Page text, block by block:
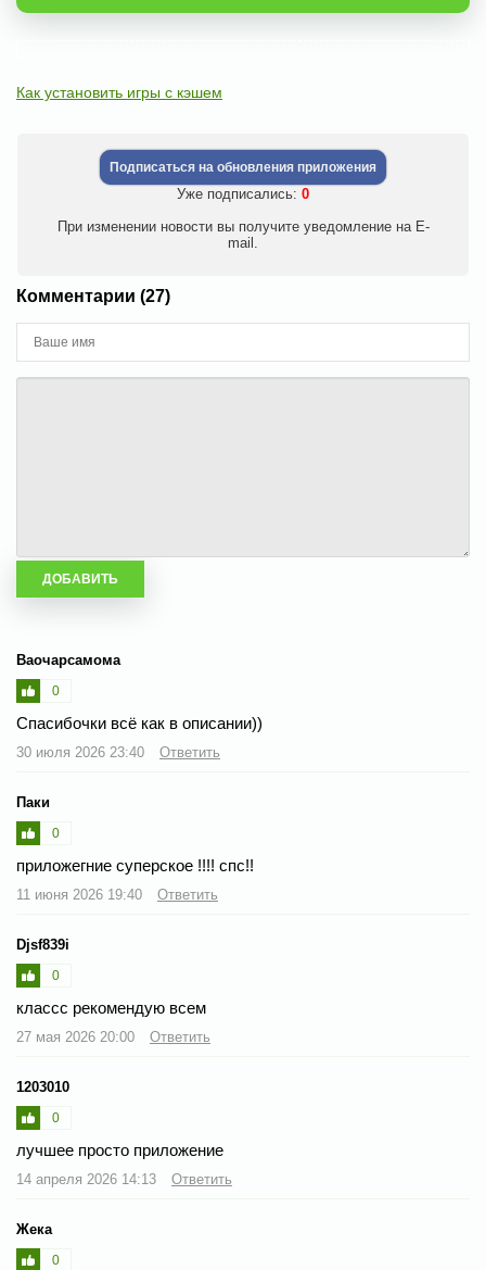
Как установить игры с кэшем
Подписаться на обновления приложения
Уже подписались: 0
При изменении новости вы получите уведомление на E-
mail.
Комментарии (27)
Ваочарсамома
0
Спасибочки всё как в описании))
30 июля 2026 23:40 Ответить
Паки
0
приложегние суперское !!!! спс!!
11 июня 2026 19:40 Ответить
Djsf839i
0
классс рекомендую всем
27 мая 2026 20:00 Ответить
1203010
0
лучшее просто приложение
14 апреля 2026 14:13 Ответить
Жека
0